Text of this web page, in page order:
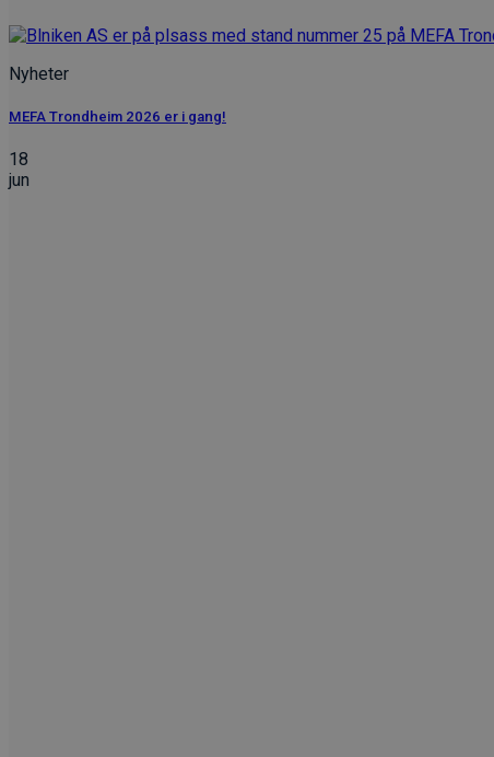
Nyheter
MEFA Trondheim 2026 er i gang!
18
jun